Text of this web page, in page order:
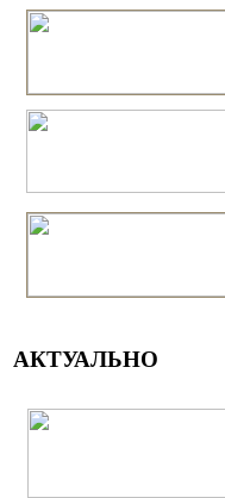
АКТУАЛЬНО